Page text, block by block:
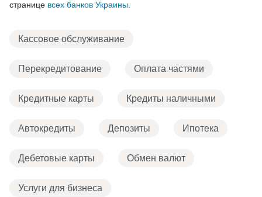
странице всех банков Украины
Кассовое обслуживание
Перекредитование Оплата частями
Кредитные карты Кредиты наличными
Автокредиты Депозиты Ипотека
Дебетовые карты Обмен валют
Услуги для бизнеса